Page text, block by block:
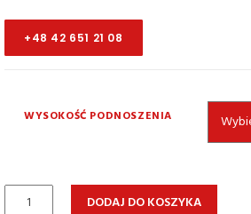
+48 42 651 21 08
WYSOKOŚĆ PODNOSZENIA
ilość
DODAJ DO KOSZYKA